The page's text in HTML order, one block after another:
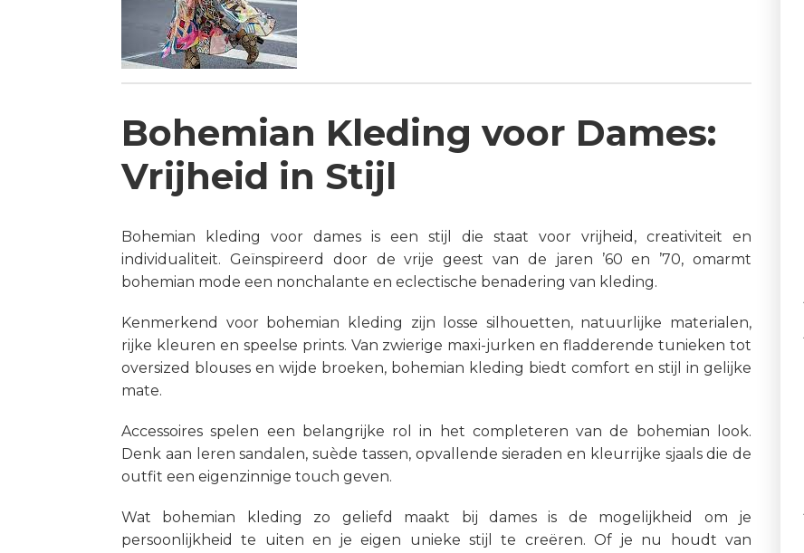
Bohemian Kleding voor Dames:
Vrijheid in Stijl
Bohemian kleding voor dames is een stijl die staat voor vrijheid, creativiteit en
individualiteit. Geïnspireerd door de vrije geest van de jaren ’60 en ’70, omarmt
bohemian mode een nonchalante en eclectische benadering van kleding.
Kenmerkend voor bohemian kleding zijn losse silhouetten, natuurlijke materialen,
rijke kleuren en speelse prints. Van zwierige maxi-jurken en fladderende tunieken tot
oversized blouses en wijde broeken, bohemian kleding biedt comfort en stijl in gelijke
mate.
Accessoires spelen een belangrijke rol in het completeren van de bohemian look.
Denk aan leren sandalen, suède tassen, opvallende sieraden en kleurrijke sjaals die de
outfit een eigenzinnige touch geven.
Wat bohemian kleding zo geliefd maakt bij dames is de mogelijkheid om je
persoonlijkheid te uiten en je eigen unieke stijl te creëren. Of je nu houdt van